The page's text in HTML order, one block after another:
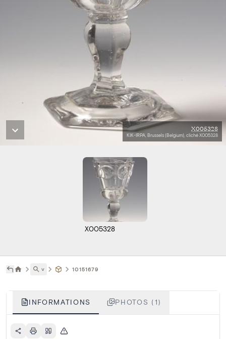
X005328
KIK-IRPA, Brussels (Belgium), cliché X005328
X005328
˅ 10151679
INFORMATIONS PHOTOS (1)